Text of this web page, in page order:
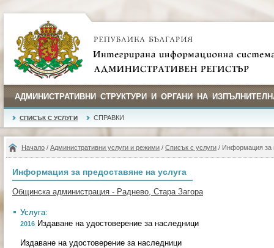
АДМИНИСТРАТИВНИ СТРУКТУРИ И ОРГАНИ НА
СПИСЪК С УСЛУГИ СПРАВКИ
Начало / Административни услуги и режими / Списък с услуги / Информация за
Информация за предоставяне на услуга
Общинска администрация - Раднево, Стара Загора
Услуга:
2016 Издаване на удостоверение за наследници
Издаване на удостоверение за наследници